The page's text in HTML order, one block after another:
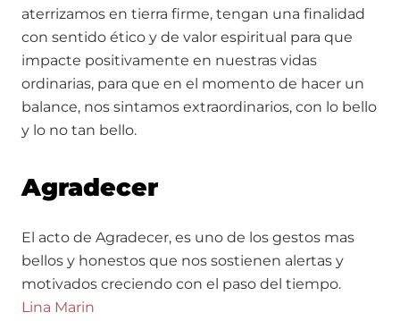
aterrizamos en tierra firme, tengan una finalidad
con sentido ético y de valor espiritual para que
impacte positivamente en nuestras vidas
ordinarias, para que en el momento de hacer un
balance, nos sintamos extraordinarios, con lo bello
y lo no tan bello.
Agradecer
El acto de Agradecer, es uno de los gestos mas
bellos y honestos que nos sostienen alertas y
motivados creciendo con el paso del tiempo.
Lina Marin